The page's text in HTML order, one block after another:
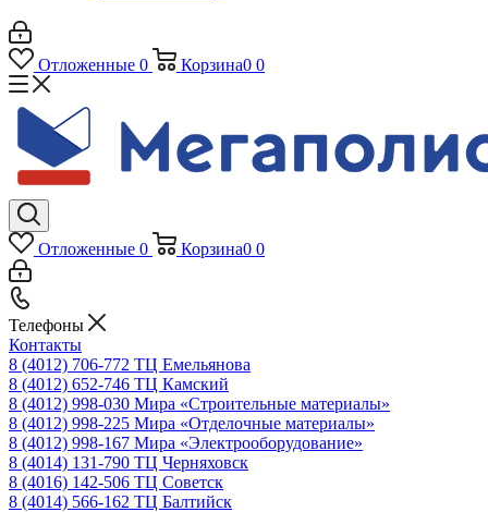
Отложенные 0 Корзина0 0
Отложенные 0 Корзина0 0
Телефоны
Контакты
8 (4012) 706-772 ТЦ Емельянова
8 (4012) 652-746 ТЦ Камский
8 (4012) 998-030 Мира «Строительные материалы»
8 (4012) 998-225 Мира «Отделочные материалы»
8 (4012) 998-167 Мира «Электрооборудование»
8 (4014) 131-790 ТЦ Черняховск
8 (4016) 142-506 ТЦ Советск
8 (4014) 566-162 ТЦ Балтийск